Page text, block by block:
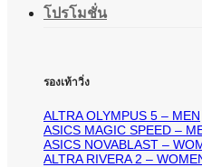
โปรโมชั่น
รองเท้าวิ่ง
ALTRA OLYMPUS 5 – MEN
ASICS MAGIC SPEED –
ASICS NOVABLAST –
ALTRA RIVERA 2 –